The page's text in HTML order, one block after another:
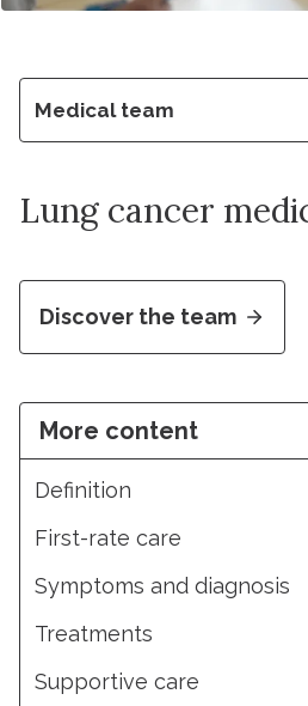
Medical team
Lung cancer
Discover the team
More content
Definition
First-rate care
Symptoms and diagnosis
Treatments
Supportive care